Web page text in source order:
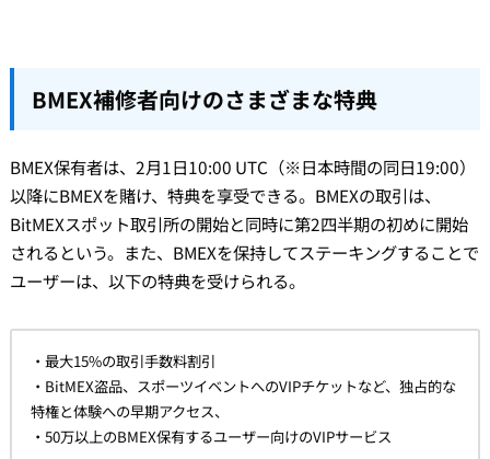
BMEX補修者向けのさまざまな特典
BMEX保有者は、2月1日10:00 UTC（※日本時間の同日19:00）
以降にBMEXを賭け、特典を享受できる。BMEXの取引は、
BitMEXスポット取引所の開始と同時に第2四半期の初めに開始
されるという。また、BMEXを保持してステーキングすることで
ユーザーは、以下の特典を受けられる。
・最大15%の取引手数料割引
・BitMEX盗品、スポーツイベントへのVIPチケットなど、独占的な
特権と体験への早期アクセス、
・50万以上のBMEX保有するユーザー向けのVIPサービス